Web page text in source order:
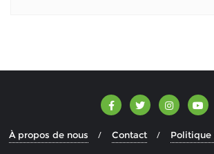
À propos de nous Contact